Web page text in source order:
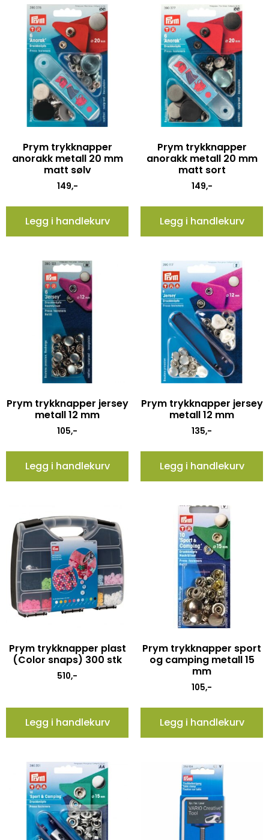
Prym trykknapper
anorakk metall 20 mm
matt sølv
149,-
Legg i handlekurv
Prym trykknapper
anorakk metall 20 mm
matt sort
149,-
Legg i handlekurv
Prym trykknapper jersey
metall 12 mm
105,-
Legg i handlekurv
Prym trykknapper jersey
metall 12 mm
135,-
Legg i handlekurv
Prym trykknapper plast
(Color snaps) 300 stk
510,-
Legg i handlekurv
Prym trykknapper sport
og camping metall 15
mm
105,-
Legg i handlekurv